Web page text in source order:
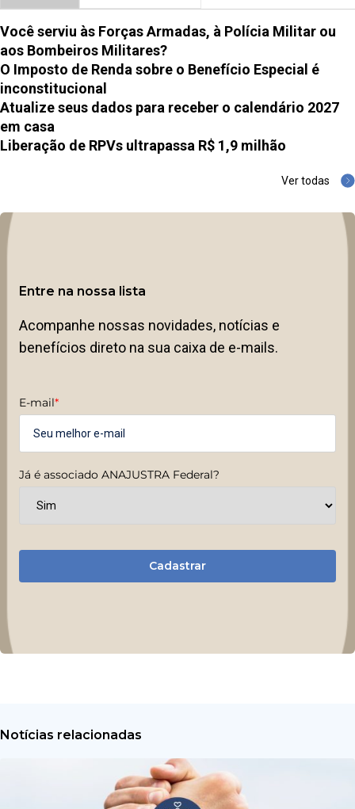
Você serviu às Forças Armadas, à Polícia Militar ou
aos Bombeiros Militares?
O Imposto de Renda sobre o Benefício Especial é
inconstitucional
Atualize seus dados para receber o calendário 2027
em casa
Liberação de RPVs ultrapassa R$ 1,9 milhão
Ver todas
Entre na nossa lista
Acompanhe nossas novidades, notícias e
benefícios direto na sua caixa de e-mails.
E-mail*
Já é associado ANAJUSTRA Federal?
Cadastrar
Notícias relacionadas